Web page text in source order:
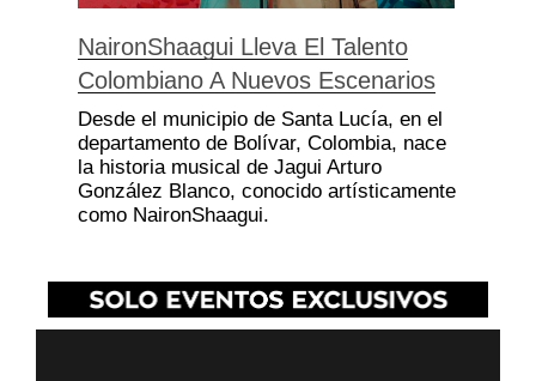
NaironShaagui Lleva El Talento
Colombiano A Nuevos Escenarios
Desde el municipio de Santa Lucía, en el
departamento de Bolívar, Colombia, nace
la historia musical de Jagui Arturo
González Blanco, conocido artísticamente
como NaironShaagui.